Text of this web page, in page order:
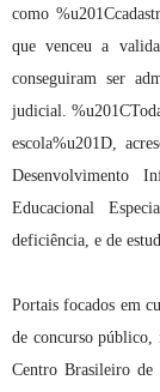
como
que venceu a
conseguiram ser
judicial.
escola%u201D,
Desenvolvimento
Educacional
deficiência, e de
Portais focados em
de concurso público,
Centro Brasileiro de